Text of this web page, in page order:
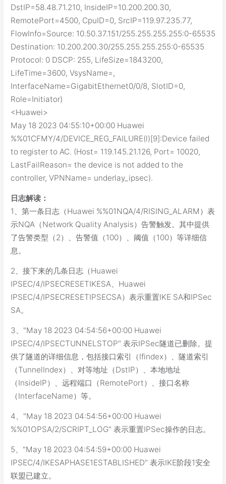
DstIP=58.48.71.210, InsideIP=10.200.200.30,
RemotePort=4500, CpuID=0, SrcIP=119.97.235.77,
FlowInfo=Source: 10.50.37.151/255.255.255.255:0-65535
Destination: 10.200.200.30/255.255.255.255:0-65535
Protocol: 0 DSCP: 255, LifeSize=1843200,
LifeTime=3600, VsysName=,
InterfaceName=GigabitEthernet0/0/8, SlotID=0,
Role=Initiator)
<Huawei>
May 18 2023 04:55:10+00:00 Huawei
%%01CFMY/4/DEVICE_REG_FAILURE(l)[9]:Device failed
to register to AC. (Host= 119.145.21.126, Port= 10020,
LastFailReason= the device is not added to the
controller, VPNName= underlay_ipsec).
日志解读：
1、第一条日志（Huawei %%01NQA/4/RISING_ALARM）表
示NQA（Network Quality Analysis）告警触发。其中提供
了告警类型（2）、告警值（100）、阈值（100）等详细信
息。
2、接下来的几条日志（Huawei
IPSEC/4/IPSECRESETIKESA、Huawei
IPSEC/4/IPSECRESETIPSECSA）表示重置IKE SA和IPSec
SA。
3、"May 18 2023 04:54:56+00:00 Huawei
IPSEC/4/IPSECTUNNELSTOP" 表示IPSec隧道已删除。提
供了隧道的详细信息，包括接口索引（Ifindex）、隧道索引
（TunnelIndex）、对等地址（DstIP）、本地地址
（InsideIP）、远程端口（RemotePort）、接口名称
（InterfaceName）等。
4、"May 18 2023 04:54:56+00:00 Huawei
%%01OPSA/2/SCRIPT_LOG" 表示重置IPSec操作的日志。
5、"May 18 2023 04:54:59+00:00 Huawei
IPSEC/4/IKESAPHASE1ESTABLISHED" 表示IKE阶段1安全
联盟已建立。